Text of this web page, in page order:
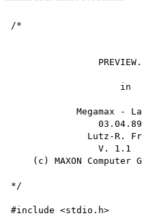
/*
                    in
Megamax -
                03.04.89
Lutz-R.
                V. 1.1
(c) MAXON Computer
*/
#include <stdio.h>